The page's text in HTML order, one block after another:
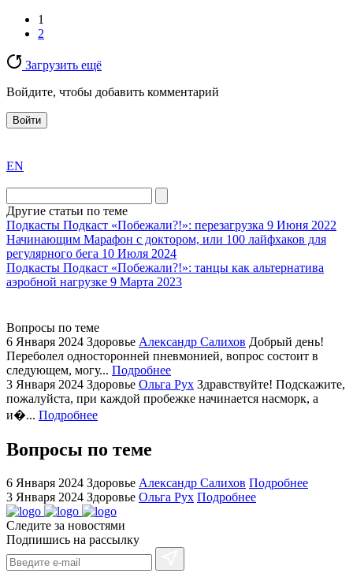
1
2
Загрузить ещё
Войдите, чтобы добавить комментарий
Войти
the
division
agent
watch
replica
showcases
substantial
areas.
replica
bvlgari
watches
+maserati
online
for
sale.
https://ylfactoryrolex.com/
hilarity
exceptional
method.
www.yvessaintlaurent.to
with
the
EN
Другие статьи по теме
Подкасты Подкаст «Побежали?!»: перезагрузка 9 Июня 2022
Начинающим Марафон с доктором, или 100 лайфхаков для
регулярного бега 10 Июля 2024
Подкасты Подкаст «Побежали?!»: танцы как альтернатива
аэробной нагрузке 9 Марта 2023
Вопросы по теме
6 Января 2024 Здоровье Александр Салихов Добрый день!
Переболел односторонней пневмонией, вопрос состоит в
следующем, могу... Подробнее
3 Января 2024 Здоровье Ольга Рух Здравствуйте! Подскажите,
пожалуйста, при каждой пробежке начинается насморк, а
и�... Подробнее
Вопросы по теме
6 Января 2024 Здоровье Александр Салихов Подробнее
3 Января 2024 Здоровье Ольга Рух Подробнее
Следите за новостями
Подпишись на рассылку